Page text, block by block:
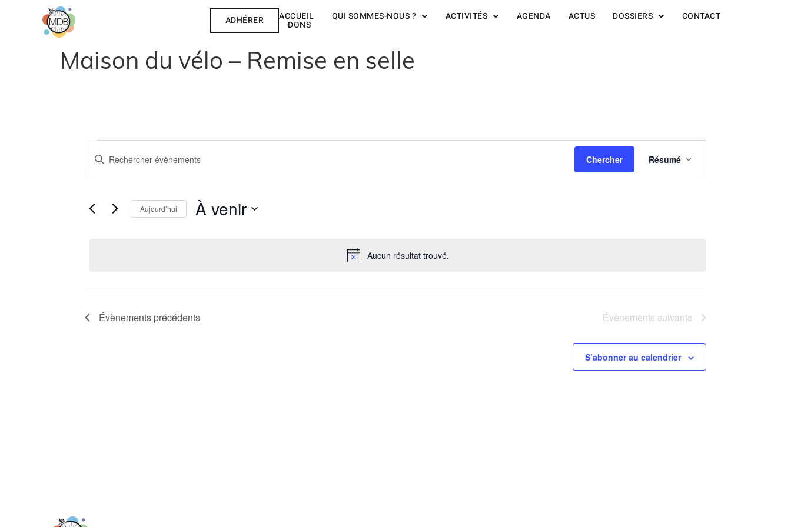
ADHÉRER ACCUEIL QUI SOMMES-NOUS ? ACTIVITÉS AGENDA ACTUS DOSSIERS CONTACT
DONS
Maison du vélo – Remise en selle
Notice
Aucun résultat trouvé.
Recherche
et
navigation
Évènements
Saisir
mot-
Rechercher
mot-
Chercher
de
Résumé
Aujourd’hui À venir
Évènements précédents Évènements suivants
S’abonner au calendrier